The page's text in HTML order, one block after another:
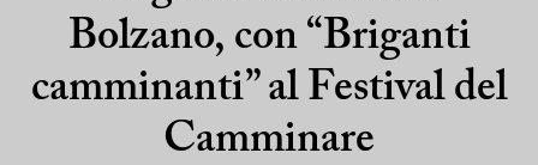
Bolzano, con “Briganti
camminanti” al Festival del
Camminare